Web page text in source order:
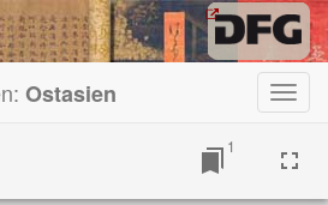
Ostasien
1